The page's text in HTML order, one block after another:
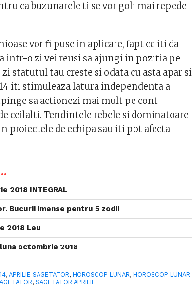
ca buzunarele ti se vor goli mai repede
vor fi puse in aplicare, fapt ce iti da
intr-o zi vei reusi sa ajungi in pozitia pe
statutul tau creste si odata cu asta apar si
iti stimuleaza latura independenta a
sa actionezi mai mult pe cont
ceilalti. Tendintele rebele si dominatoare
proiectele de echipa sau iti pot afecta
2018 INTEGRAL
Bucurii imense pentru 5 zodii
2018 Leu
octombrie 2018
,APRILIE SAGETATOR,HOROSCOP LUNAR,HOROSCOP LUNAR
,SAGETATOR APRILIE